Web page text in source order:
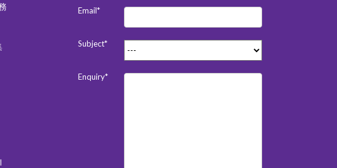
Email*
Subject*
Enquiry*